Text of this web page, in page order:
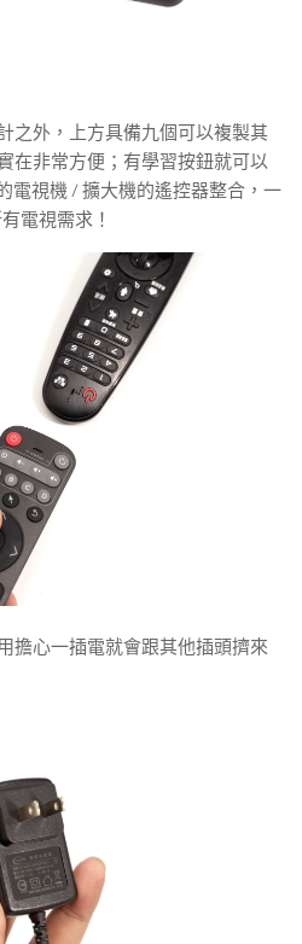
之外，上方具備九個可以複製其
在非常方便；有學習按鈕就可以
電視機 / 擴大機的遙控器整合，一
電視需求！
擔心一插電就會跟其他插頭擠來